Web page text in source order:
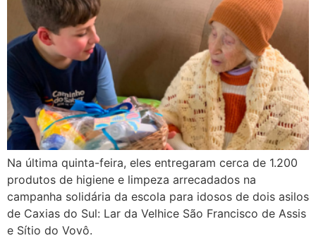
Na última quinta-feira, eles entregaram cerca de 1.200
produtos de higiene e limpeza arrecadados na
campanha solidária da escola para idosos de dois asilos
de Caxias do Sul: Lar da Velhice São Francisco de Assis
e Sítio do Vovô.